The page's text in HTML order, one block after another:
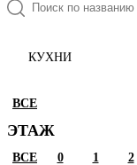
КУХНИ
ВСЕ
ЭТАЖ
ВСЕ 0 1 2